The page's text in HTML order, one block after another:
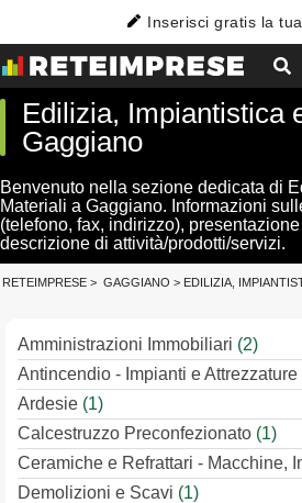
Inserisci gratis la
Edilizia, Impiantistica
Gaggiano
Benvenuto nella sezione dedicata di
Materiali a Gaggiano. Informazioni
(telefono, fax, indirizzo),
descrizione di attività/prodotti/servizi.
RETEIMPRESE > GAGGIANO > EDILIZIA,
Amministrazioni Immobiliari (2)
Antincendio - Impianti e Attrezzature
Ardesie (1)
Calcestruzzo Preconfezionato (1)
Ceramiche e Refrattari - Macchine,
Demolizioni e Scavi (1)